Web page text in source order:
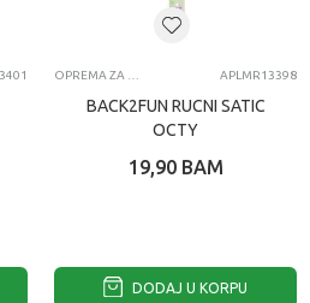
APLMR13398
BACK2FUN RUCNI SATIC
OCTY
19,90 BAM
DODAJ U KORPU